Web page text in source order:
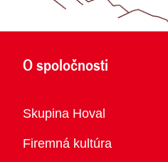
O spoločnosti
Prehľad
Skupina Hoval
Firemná kultúra